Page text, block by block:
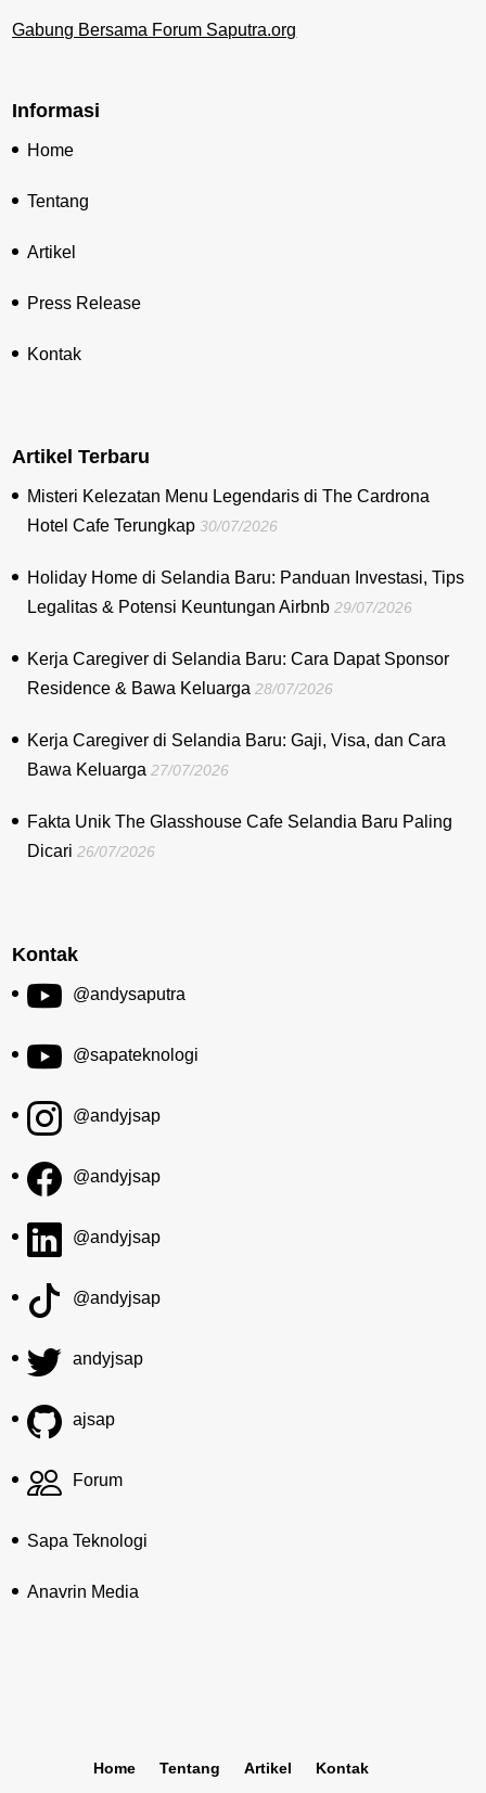
Gabung Bersama Forum Saputra.org
Informasi
Home
Tentang
Artikel
Press Release
Kontak
Artikel Terbaru
Misteri Kelezatan Menu Legendaris di The Cardrona
Hotel Cafe Terungkap 30/07/2026
Holiday Home di Selandia Baru: Panduan Investasi, Tips
Legalitas & Potensi Keuntungan Airbnb 29/07/2026
Kerja Caregiver di Selandia Baru: Cara Dapat Sponsor
Residence & Bawa Keluarga 28/07/2026
Kerja Caregiver di Selandia Baru: Gaji, Visa, dan Cara
Bawa Keluarga 27/07/2026
Fakta Unik The Glasshouse Cafe Selandia Baru Paling
Dicari 26/07/2026
Kontak
@andysaputra
@sapateknologi
@andyjsap
@andyjsap
@andyjsap
@andyjsap
andyjsap
ajsap
Forum
Sapa Teknologi
Anavrin Media
Home Tentang Artikel Kontak